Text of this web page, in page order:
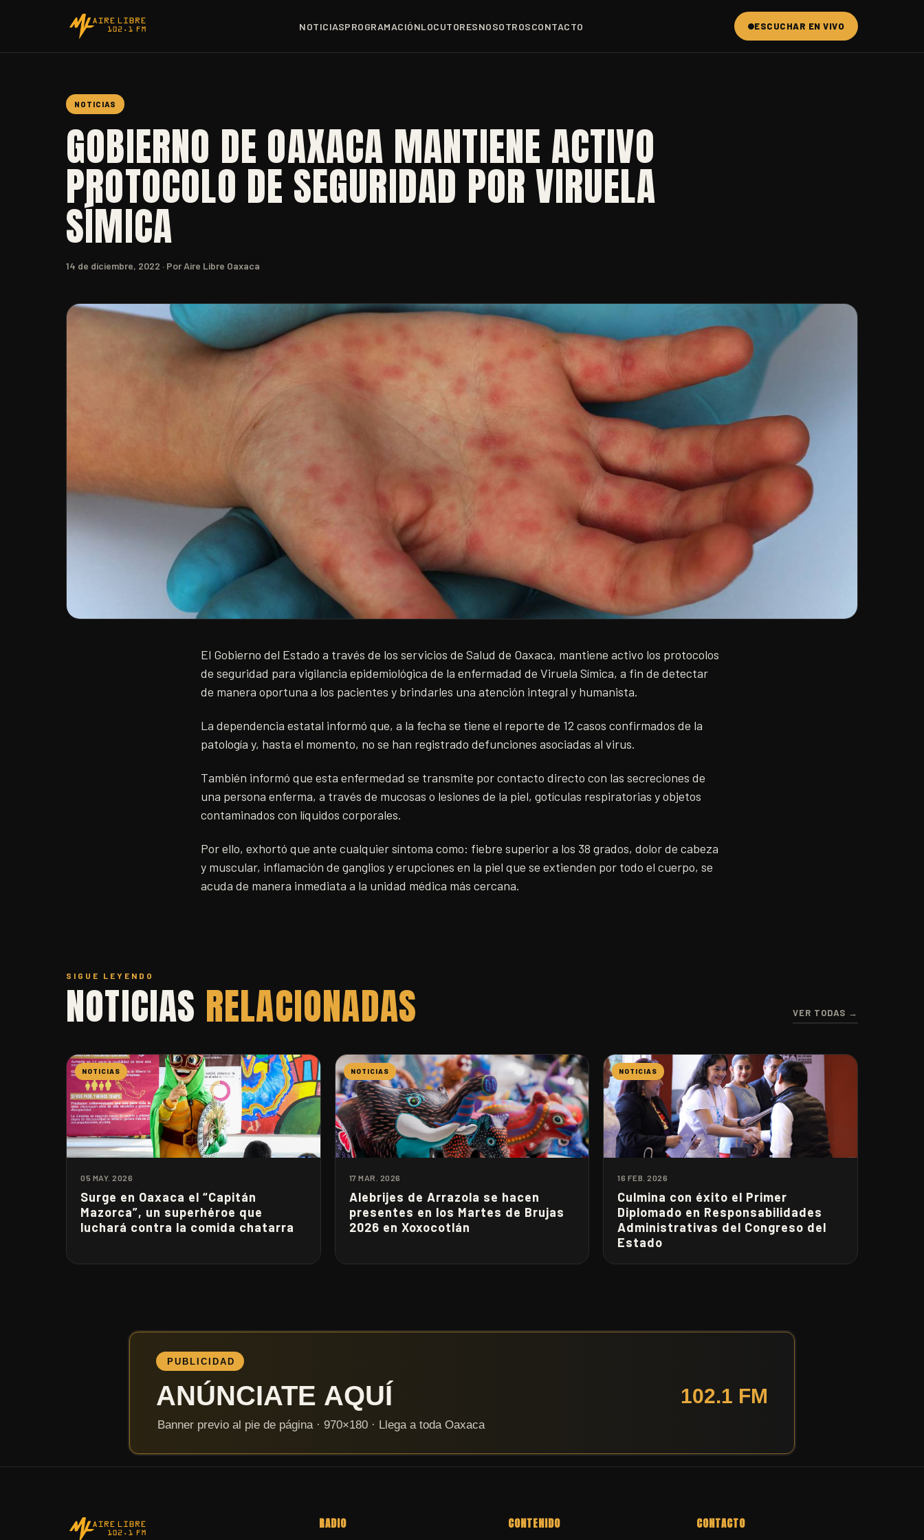
NOTICIASPROGRAMACIÓNLOCUTORESNOSOTROSCONTACTO ESCUCHAR EN VIVO
NOTICIAS
GOBIERNO DE OAXACA MANTIENE ACTIVO
PROTOCOLO DE SEGURIDAD POR VIRUELA
SÍMICA
14 de diciembre, 2022 · Por Aire Libre Oaxaca
El Gobierno del Estado a través de los servicios de Salud de Oaxaca, mantiene activo los protocolos
de seguridad para vigilancia epidemiológica de la enfermadad de Viruela Símica, a fin de detectar
de manera oportuna a los pacientes y brindarles una atención integral y humanista.
La dependencia estatal informó que, a la fecha se tiene el reporte de 12 casos confirmados de la
patología y, hasta el momento, no se han registrado defunciones asociadas al virus.
También informó que esta enfermedad se transmite por contacto directo con las secreciones de
una persona enferma, a través de mucosas o lesiones de la piel, gotículas respiratorias y objetos
contaminados con líquidos corporales.
Por ello, exhortó que ante cualquier síntoma como: fiebre superior a los 38 grados, dolor de cabeza
y muscular, inflamación de ganglios y erupciones en la piel que se extienden por todo el cuerpo, se
acuda de manera inmediata a la unidad médica más cercana.
SIGUE LEYENDO
NOTICIAS RELACIONADAS VER TODAS →
NOTICIAS
05 MAY. 2026
Surge en Oaxaca el “Capitán
Mazorca”, un superhéroe que
luchará contra la comida chatarra
NOTICIAS
17 MAR. 2026
Alebrijes de Arrazola se hacen
presentes en los Martes de Brujas
2026 en Xoxocotlán
NOTICIAS
16 FEB. 2026
Culmina con éxito el Primer
Diplomado en Responsabilidades
Administrativas del Congreso del
Estado
RADIO CONTENIDO CONTACTO